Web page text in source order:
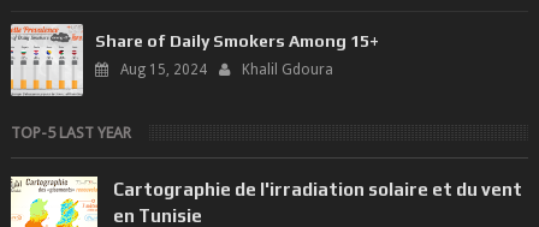
Share of Daily Smokers Among 15+
Aug 15, 2024 Khalil Gdoura
TOP-5 LAST YEAR
Cartographie de l'irradiation solaire et du vent
en Tunisie